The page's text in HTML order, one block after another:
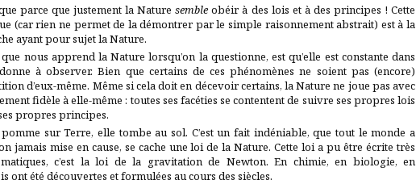
parce que justement la Naturesembleobéir à des lois et à des principes ! Cette
(car rien ne permet de la démontrer par le simple raisonnement abstrait) est à la
ayant pour sujet la Nature.
nous apprend la Nature lorsqu’on la questionne, est qu’elle est constante dans
à observer. Bien que certains de ces phénomènes ne soient pas (encore)
d’eux-même. Même si cela doit en décevoir certains, la Nature ne joue pas avec
fidèle à elle-même : toutes ses facéties se contentent de suivre ses propres lois
propres principes.
sur Terre, elle tombe au sol. C’est un fait indéniable, que tout le monde a
jamais mise en cause, se cache une loi de la Nature. Cette loi a pu être écrite très
c’est la loi de la gravitation de Newton. En chimie, en biologie, en
ont été découvertes et formulées au cours des siècles.